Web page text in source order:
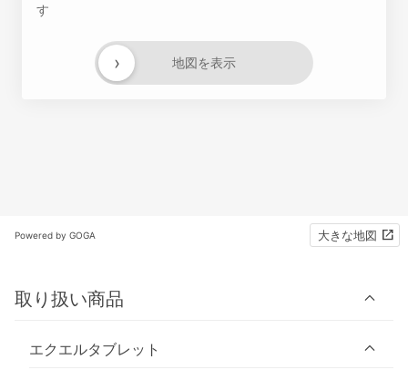
す
地図を表示
›
Powered by GOGA 大きな地図
取り扱い商品
エクエルタブレット